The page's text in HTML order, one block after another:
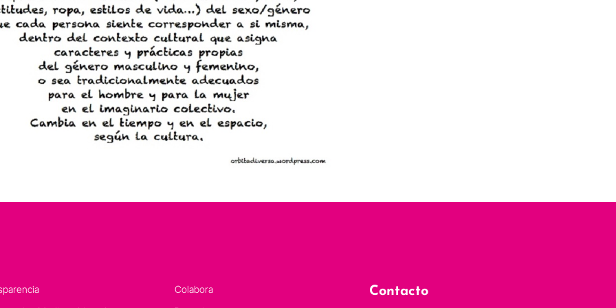
Colabora
Contacto